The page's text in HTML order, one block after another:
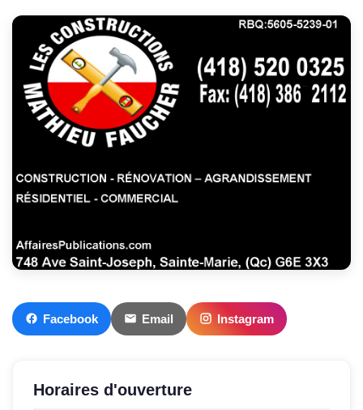
Facebook Email Instagram
Horaires d'ouverture